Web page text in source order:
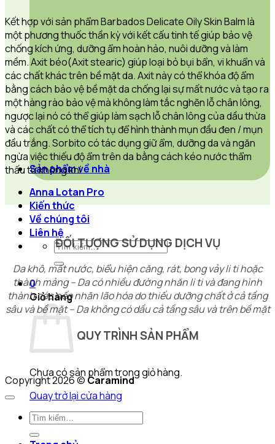
Sản phẩm về nhà
Anna Lotan Pro
Kiến thức
Về chúng tôi
Liên hệ
Tìm
kiếm:
0
Giỏ hàng
Chưa có sản phẩm trong giỏ hàng.
Quay trở lại cửa hàng
Kết hợp với sản phẩm Barbados Delicate Oily Skin Balm là
một phương thuốc thần kỳ với kết cấu tinh tế giúp bảo vệ
chống kích ứng, dưỡng ẩm hoàn hảo, nuôi dưỡng và làm
mềm. Axit béo(Axit stearic) giúp loại bỏ bụi bẩn, vi khuẩn và
các chất khác trên bề mặt da. Axit này có thể khóa độ ẩm
bằng cách bảo vệ bề mặt da chống lại sự mất nước và tạo ra
một hàng rào bảo vệ mà không làm tắc nghẽn lỗ chân lông,
ngược lại nó có thể giúp làm sạch lỗ chân lông của dầu thừa
và các chất có thể tích tụ để hình thành mụn đầu đen / mụn
đầu trắng. Sorbito có tác dụng giữ ẩm, dưỡng da và ngăn
ngừa việc thiếu độ ẩm trên da bằng cách kéo nước thẩm
thấu từ không khí
ĐỐI TƯỢNG SỬ DỤNG DỊCH VỤ
Da khô, mất nước, biểu hiện căng, rát, bong vảy li ti hoặc
thành mảng – Da có nhiều đường nhăn li ti và đang hình
thành các nếp nhăn lão hóa do thiếu dưỡng chất ở cả tầng
sâu và bề mặt – Da không có dầu cả tầng sâu và trên bề mặt
QUY TRÌNH SẢN PHẨM
Copyright 2026 ©Caramind
Tìm
kiếm: